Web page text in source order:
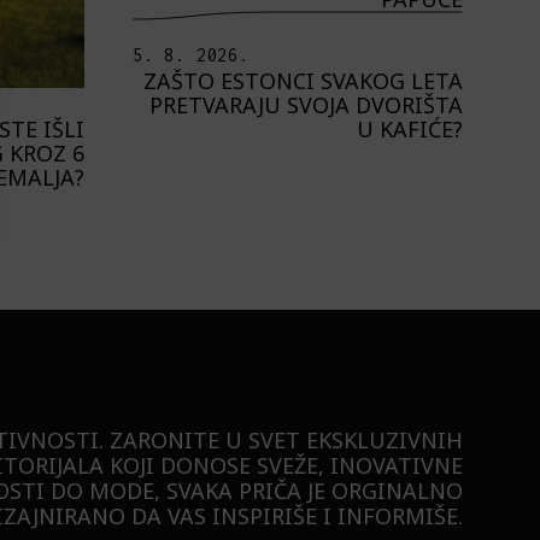
IŠLI
KROZ 6
5. 8. 2026.
ZAŠTO ESTONCI SVAKOG LETA
PRETVARAJU SVOJA DVORIŠTA
U KAFIĆE?
ZARONITE U SVET EKSKLUZIVNIH
KOJI DONOSE SVEŽE, INOVATIVNE
DO MODE, SVAKA PRIČA JE ORGINALNO
DA VAS INSPIRIŠE I INFORMIŠE.